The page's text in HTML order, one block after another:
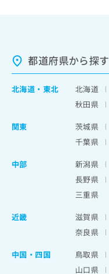
都道府県から探す
北海道 ・ 東北 北海道
秋田県
関東
茨城県
千葉県
中部
新潟県
長野県
三重県
近畿
滋賀県
奈良県
中国・四国
鳥取県
山口県